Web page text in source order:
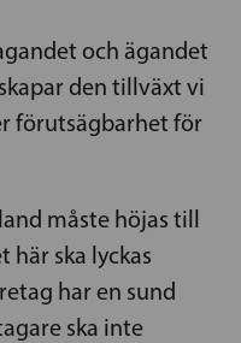
och ägandet
den tillväxt vi
förutsägbarhet för
måste höjas till
här ska lyckas
har en sund
ska inte